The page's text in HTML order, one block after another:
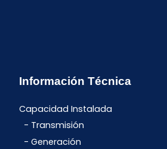
Información Técnica
Capacidad Instalada
Transmisión
Generación